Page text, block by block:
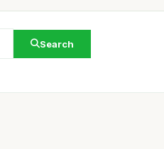
Search